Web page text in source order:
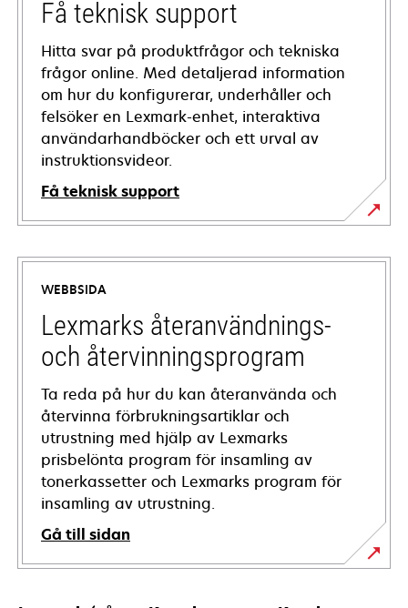
Få teknisk support
Hitta svar på produktfrågor och tekniska
frågor online. Med detaljerad information
om hur du konfigurerar, underhåller och
felsöker en Lexmark-enhet, interaktiva
användarhandböcker och ett urval av
instruktionsvideor.
Få teknisk support
opens
in
new
tab
WEBBSIDA
Lexmarks återanvändnings-
och återvinningsprogram
Ta reda på hur du kan återanvända och
återvinna förbrukningsartiklar och
utrustning med hjälp av Lexmarks
prisbelönta program för insamling av
tonerkassetter och Lexmarks program för
insamling av utrustning.
Gå till sidan